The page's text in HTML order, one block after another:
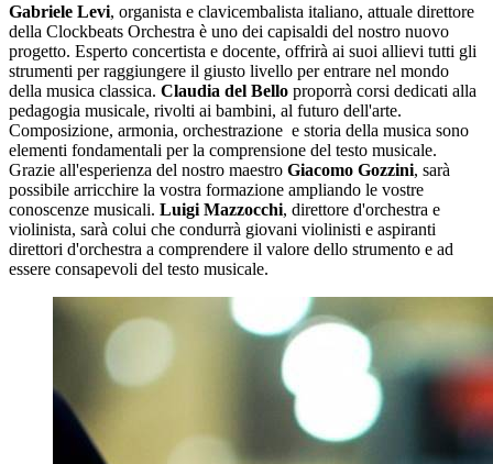
Gabriele Levi, organista e clavicembalista italiano, attuale direttore
della Clockbeats Orchestra è uno dei capisaldi del nostro nuovo
progetto. Esperto concertista e docente, offrirà ai suoi allievi tutti gli
strumenti per raggiungere il giusto livello per entrare nel mondo
della musica classica. Claudia del Bello proporrà corsi dedicati alla
pedagogia musicale, rivolti ai bambini, al futuro dell'arte.
Composizione, armonia, orchestrazione e storia della musica sono
elementi fondamentali per la comprensione del testo musicale.
Grazie all'esperienza del nostro maestro Giacomo Gozzini, sarà
possibile arricchire la vostra formazione ampliando le vostre
conoscenze musicali. Luigi Mazzocchi, direttore d'orchestra e
violinista, sarà colui che condurrà giovani violinisti e aspiranti
direttori d'orchestra a comprendere il valore dello strumento e ad
essere consapevoli del testo musicale.